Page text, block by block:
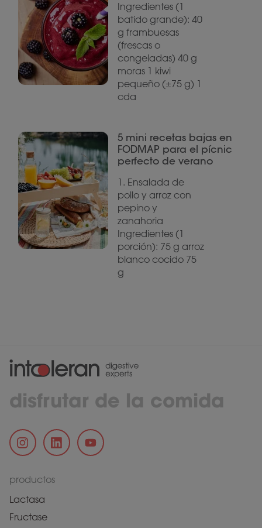
Ingredientes (1
batido grande): 40
g frambuesas
(frescas o
congeladas) 40 g
moras 1 kiwi
pequeño (±75 g) 1
cda
5 mini recetas bajas en
FODMAP para el pícnic
perfecto de verano
1. Ensalada de
pollo y arroz con
pepino y
zanahoria
Ingredientes (1
porción): 75 g arroz
blanco cocido 75
g
disfrutar de la comida
productos
Lactasa
Fructase